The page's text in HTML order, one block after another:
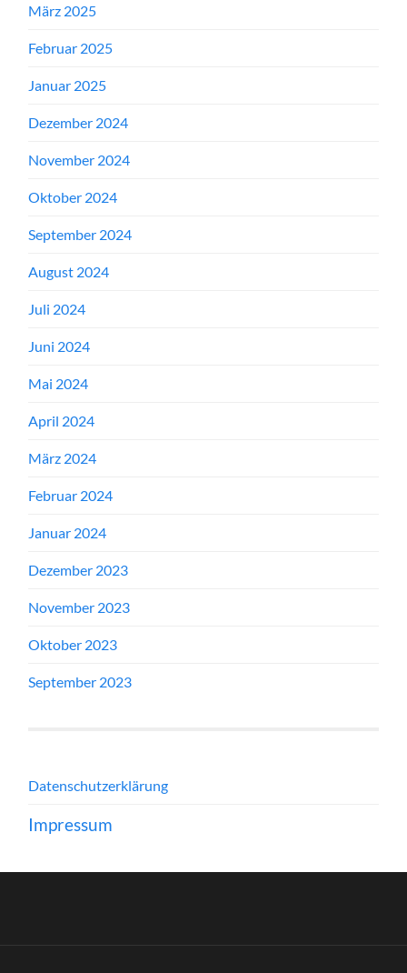
März 2025
Februar 2025
Januar 2025
Dezember 2024
November 2024
Oktober 2024
September 2024
August 2024
Juli 2024
Juni 2024
Mai 2024
April 2024
März 2024
Februar 2024
Januar 2024
Dezember 2023
November 2023
Oktober 2023
September 2023
Datenschutzerklärung
Impressum